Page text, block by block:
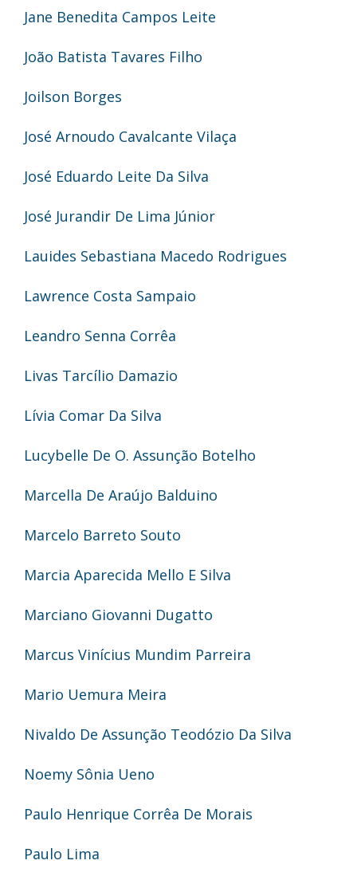
Jane Benedita Campos Leite
João Batista Tavares Filho
Joilson Borges
José Arnoudo Cavalcante Vilaça
José Eduardo Leite Da Silva
José Jurandir De Lima Júnior
Lauides Sebastiana Macedo Rodrigues
Lawrence Costa Sampaio
Leandro Senna Corrêa
Livas Tarcílio Damazio
Lívia Comar Da Silva
Lucybelle De O. Assunção Botelho
Marcella De Araújo Balduino
Marcelo Barreto Souto
Marcia Aparecida Mello E Silva
Marciano Giovanni Dugatto
Marcus Vinícius Mundim Parreira
Mario Uemura Meira
Nivaldo De Assunção Teodózio Da Silva
Noemy Sônia Ueno
Paulo Henrique Corrêa De Morais
Paulo Lima